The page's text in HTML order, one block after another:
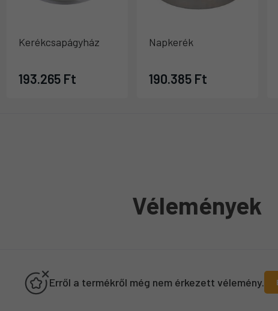
Kerékcsapágyház
193.265 Ft
Napkerék
190.385 Ft
Vélemények
Erről a termékről még nem érkezett vélemény.